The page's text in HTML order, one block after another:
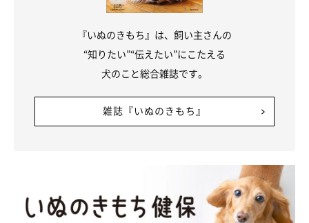
愛犬が安全に歩くことができるか、誤食しそうなものが落ちて
かなどを気にしてあげましょう」
動”のひとつのようです。同じようなことをよくやってしまうと
ころも愛らしいですね。
／X（旧Twitter）
（監修：いぬのきもち獣医師相談室 獣医師・山口みき先生）
※この記事は投稿者さまにご了承をいただいたうえで制作してい
『いぬのきもち』は、飼い主さんの
“知りたい”“伝えたい”にこたえる
犬のこと総合雑誌です。
雑誌『いぬのきもち』